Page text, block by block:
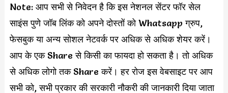
Note: आप सभी से निवेदन है कि इस नेशनल सेंटर फॉर सेल
साइंस पुणे जॉब लिंक को अपने दोस्तों को Whatsapp ग्रुप,
फेसबुक या अन्य सोशल नेटवर्क पर अधिक से अधिक शेयर करें।
आप के एक Share से किसी का फायदा हो सकता है। तो अधिक
से अधिक लोगो तक Share करें। हर रोज इस वेबसाइट पर आप
सभी को, सभी प्रकार की सरकारी नौकरी की जानकारी दिया जाता